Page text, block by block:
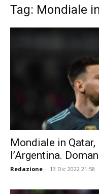
Tag: Mondiale
Mondiale in
l’Argentina.
Redazione - 13 Dic 2022 21:58